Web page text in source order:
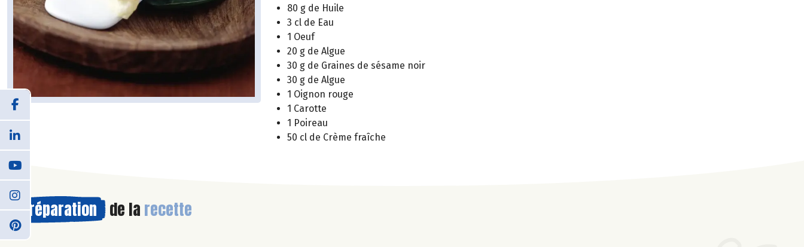
80 g de Huile
3 cl de Eau
1 Oeuf
20 g de Algue
30 g de Graines de sésame noir
30 g de Algue
1 Oignon rouge
1 Carotte
1 Poireau
50 cl de Crème fraîche
Préparation de la recette